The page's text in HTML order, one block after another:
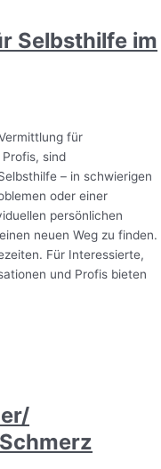
Selbsthilfe im
für
sind
– in schwierigen
oder einer
persönlichen
neuen Weg zu finden.
Für Interessierte,
und Profis bieten